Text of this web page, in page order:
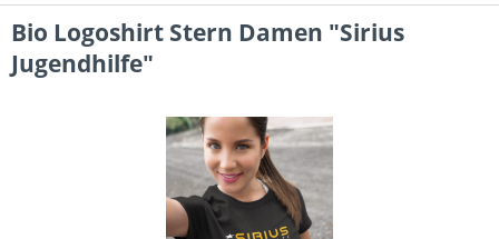
Bio Logoshirt Stern Damen "Sirius
Jugendhilfe"